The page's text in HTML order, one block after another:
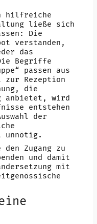
hilfreiche
ließe sich
Die
verstanden,
das
Begriffe
passen aus
Rezeption
die
anbietet, wird
entstehen
der
unnötig.
den Zugang zu
und damit
mit